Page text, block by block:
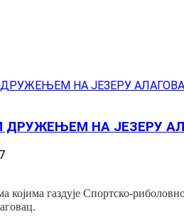
НА ЈЕЗЕРУ
којима газдује Спортско-